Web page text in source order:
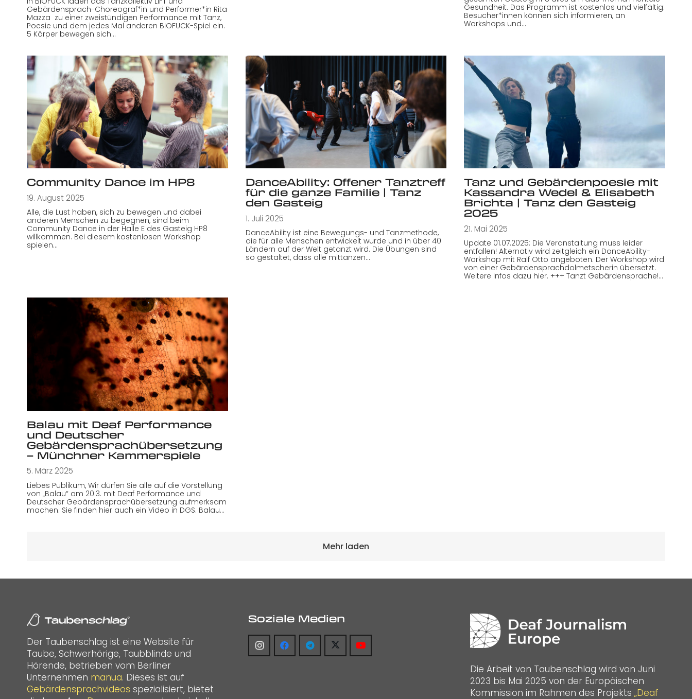
Gebärdensprach-Choreograf*in und Performer*in Rita
Mazza zu einer zweistündigen Performance mit Tanz,
Poesie und dem jedes Mal anderen BIOFUCK-Spiel ein.
5 Körper bewegen sich…
Gesundheit. Das Programm ist kostenlos und vielfältig:
Besucher*innen können sich informieren, an
Workshops und…
Community Dance im HP8
19. August 2025
Alle, die Lust haben, sich zu bewegen und dabei
anderen Menschen zu begegnen, sind beim
Community Dance in der Halle E des Gasteig HP8
willkommen. Bei diesem kostenlosen Workshop
spielen…
DanceAbility: Offener Tanztreff
für die ganze Familie | Tanz
den Gasteig
1. Juli 2025
DanceAbility ist eine Bewegungs- und Tanzmethode,
die für alle Menschen entwickelt wurde und in über 40
Ländern auf der Welt getanzt wird. Die Übungen sind
so gestaltet, dass alle mittanzen…
Tanz und Gebärdenpoesie mit
Kassandra Wedel & Elisabeth
Brichta | Tanz den Gasteig
2025
21. Mai 2025
Update 01.07.2025: Die Veranstaltung muss leider
entfallen! Alternativ wird zeitgleich ein DanceAbility-
Workshop mit Ralf Otto angeboten. Der Workshop wird
von einer Gebärdensprachdolmetscherin übersetzt.
Weitere Infos dazu hier. +++ Tanzt Gebärdensprache!…
Balau mit Deaf Performance
und Deutscher
Gebärdensprachübersetzung
– Münchner Kammerspiele
5. März 2025
Liebes Publikum, Wir dürfen Sie alle auf die Vorstellung
von „Balau“ am 20.3. mit Deaf Performance und
Deutscher Gebärdensprachübersetzung aufmerksam
machen. Sie finden hier auch ein Video in DGS. Balau…
Mehr laden
Der Taubenschlag ist eine Website für
Taube, Schwerhörige, Taubblinde und
Hörende, betrieben vom Berliner
Unternehmen manua. Dieses ist auf
Gebärdensprachvideos spezialisiert, bietet
Soziale Medien
Die Arbeit von Taubenschlag wird von Juni
2023 bis Mai 2025 von der Europäischen
Kommission im Rahmen des Projekts „Deaf